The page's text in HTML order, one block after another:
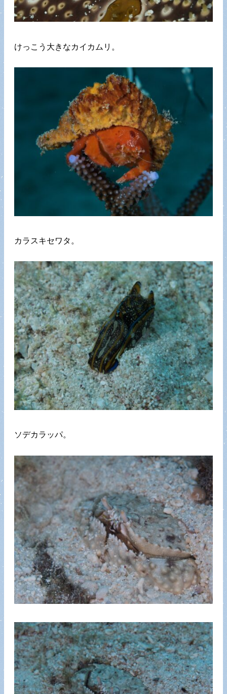
けっこう大きなカイカムリ。
カラスキセワタ。
ソデカラッパ。